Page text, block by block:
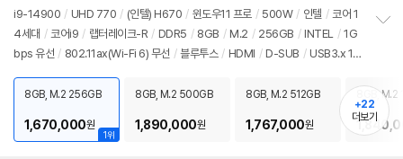
견
점
리
뷰
i9-14900 / UHD 770 / (인텔) H670 / 윈도우11 프로 / 500W / 인텔 / 코어 1
4세대 / 코어i9 / 랩터레이크-R / DDR5 / 8GB / M.2 / 256GB / INTEL / 1G
bps 유선 / 802.11ax(Wi-Fi 6) 무선 / 블루투스 / HDMI / D-SUB / USB3.x 10
성변경상품 / 출시가: 1,050,000원
치
기
1위
8GB, M.2 256GB
1,670,000원
8GB, M.2 500GB
1,890,000원
8GB, M.2 512GB
1,767,000원
8GB, M.2
+22
더보기